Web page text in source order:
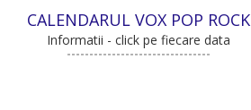
CALENDARUL VOX POP ROCK
Informatii - click pe fiecare data